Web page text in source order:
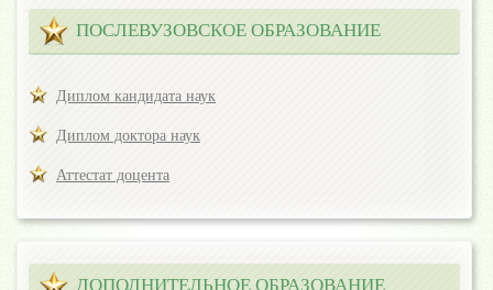
ПОСЛЕВУЗОВСКОЕ ОБРАЗОВАНИЕ
Диплом кандидата наук
Диплом доктора наук
Аттестат доцента
ДОПОЛНИТЕЛЬНОЕ ОБРАЗОВАНИЕ